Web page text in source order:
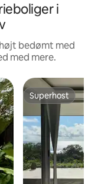
i
bedømt med
med mere.
Superhost
Superhost